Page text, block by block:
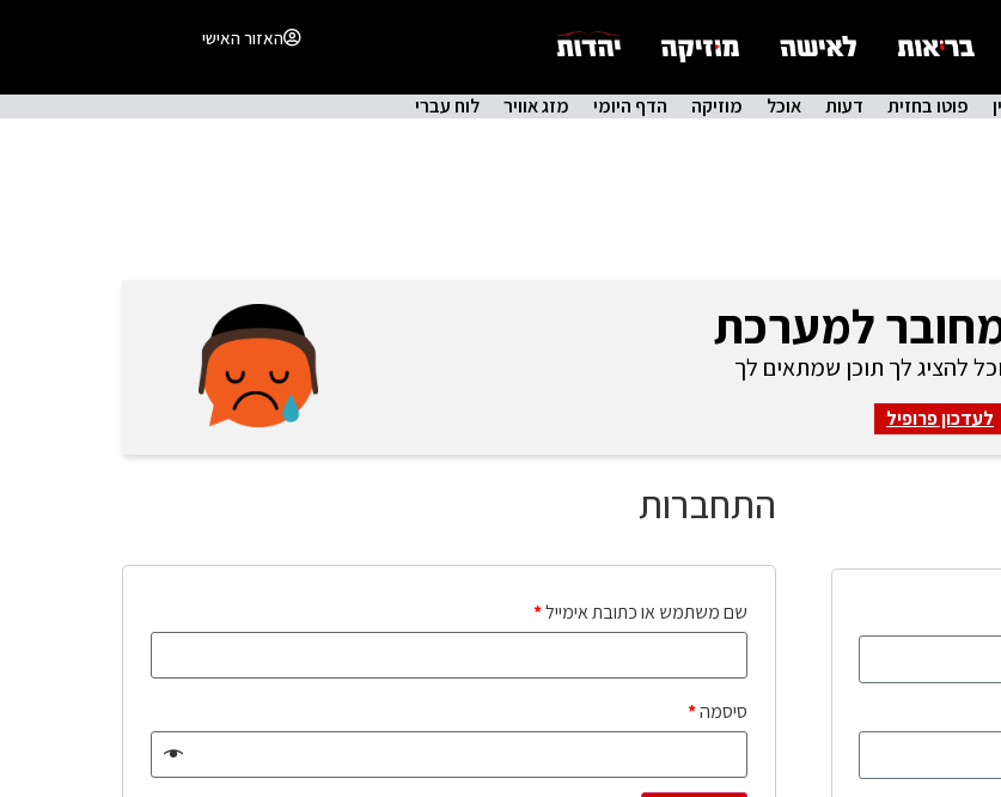
האזור האישי
פוטו בחזית דעות אוכל מוזיקה הדף היומי מזג אוויר לוח עברי
למערכת
להציג לך תוכן שמתאים לך
לעדכון פרופיל
התחברות
שם משתמש או כתובת אימייל*
סיסמה*